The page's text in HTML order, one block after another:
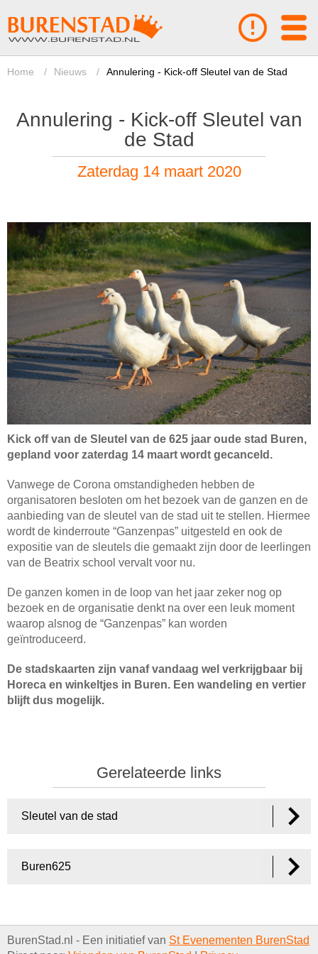
Home / Nieuws / Annulering - Kick-off Sleutel van de Stad
Annulering - Kick-off Sleutel van
de Stad
Zaterdag 14 maart 2020
Kick off van de Sleutel van de 625 jaar oude stad Buren,
gepland voor zaterdag 14 maart wordt gecanceld.
Vanwege de Corona omstandigheden hebben de
organisatoren besloten om het bezoek van de ganzen en de
aanbieding van de sleutel van de stad uit te stellen. Hiermee
wordt de kinderroute “Ganzenpas” uitgesteld en ook de
expositie van de sleutels die gemaakt zijn door de leerlingen
van de Beatrix school vervalt voor nu.
De ganzen komen in de loop van het jaar zeker nog op
bezoek en de organisatie denkt na over een leuk moment
waarop alsnog de “Ganzenpas” kan worden
geïntroduceerd.
De stadskaarten zijn vanaf vandaag wel verkrijgbaar bij
Horeca en winkeltjes in Buren. Een wandeling en vertier
blijft dus mogelijk.
Gerelateerde links
Sleutel van de stad
Buren625
BurenStad.nl - Een initiatief van St Evenementen BurenStad